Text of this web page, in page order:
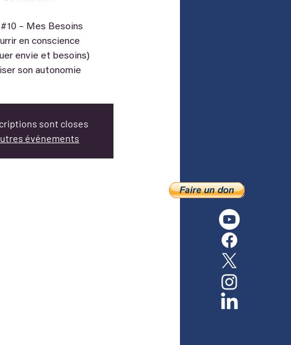
– Mes Besoins
en conscience
envie et besoins)
son autonomie
sont closes
événements